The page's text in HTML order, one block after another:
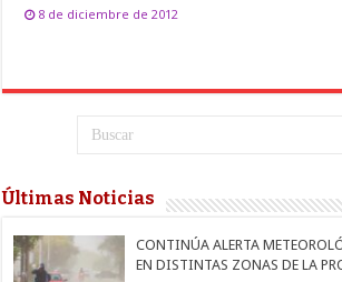
8 de diciembre de 2012
Últimas Noticias
CONTINÚA ALERTA
EN DISTINTAS ZONAS DE LA